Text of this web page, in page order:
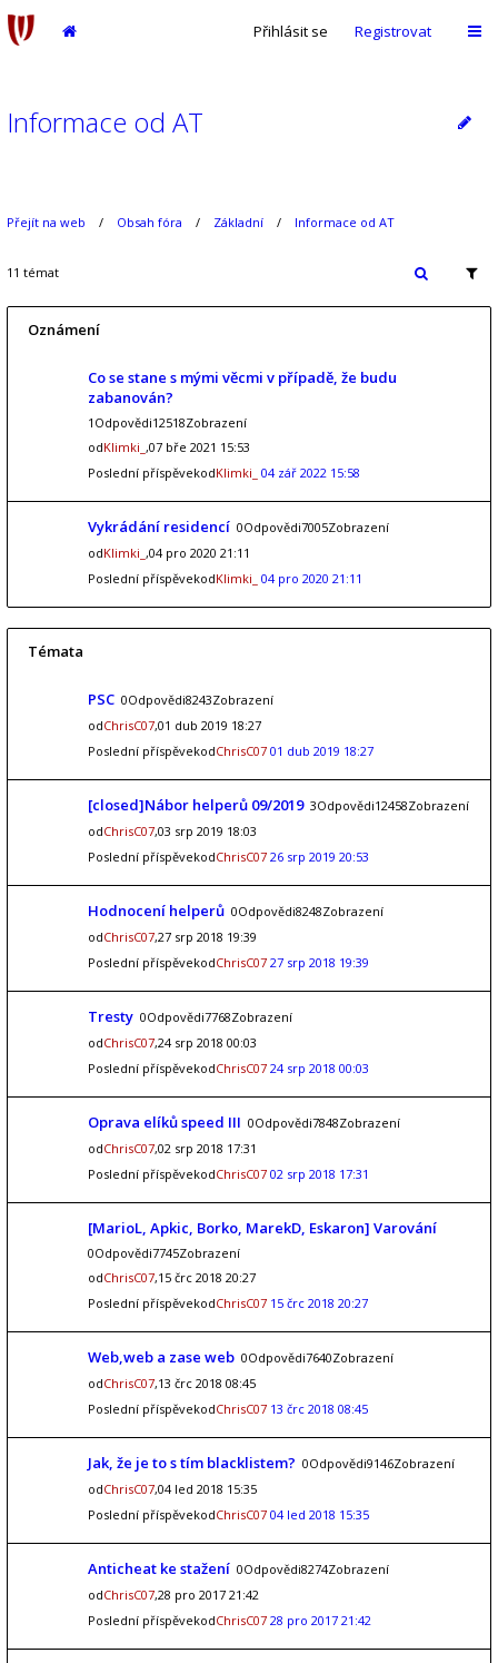
Přihlásit se Registrovat
Informace od AT
Přejít na web Obsah fóra Základní Informace od AT
11 témat
Oznámení
Co se stane s mými věcmi v případě, že budu
zabanován?
1Odpovědi12518Zobrazení
odKlimki_ ,07 bře 2021 15:53
Poslední příspěvekodKlimki_ 04 zář 2022 15:58
Vykrádání residencí 0Odpovědi7005Zobrazení
odKlimki_ ,04 pro 2020 21:11
Poslední příspěvekodKlimki_ 04 pro 2020 21:11
Témata
PSC 0Odpovědi8243Zobrazení
odChrisC07,01 dub 2019 18:27
Poslední příspěvekodChrisC07 01 dub 2019 18:27
[closed]Nábor helperů 09/2019 3Odpovědi12458Zobrazení
odChrisC07,03 srp 2019 18:03
Poslední příspěvekodChrisC07 26 srp 2019 20:53
Hodnocení helperů 0Odpovědi8248Zobrazení
odChrisC07,27 srp 2018 19:39
Poslední příspěvekodChrisC07 27 srp 2018 19:39
Tresty 0Odpovědi7768Zobrazení
odChrisC07,24 srp 2018 00:03
Poslední příspěvekodChrisC07 24 srp 2018 00:03
Oprava elíků speed III 0Odpovědi7848Zobrazení
odChrisC07,02 srp 2018 17:31
Poslední příspěvekodChrisC07 02 srp 2018 17:31
[MarioL, Apkic, Borko, MarekD, Eskaron] Varování
0Odpovědi7745Zobrazení
odChrisC07,15 črc 2018 20:27
Poslední příspěvekodChrisC07 15 črc 2018 20:27
Web,web a zase web 0Odpovědi7640Zobrazení
odChrisC07,13 črc 2018 08:45
Poslední příspěvekodChrisC07 13 črc 2018 08:45
Jak, že je to s tím blacklistem? 0Odpovědi9146Zobrazení
odChrisC07,04 led 2018 15:35
Poslední příspěvekodChrisC07 04 led 2018 15:35
Anticheat ke stažení 0Odpovědi8274Zobrazení
odChrisC07,28 pro 2017 21:42
Poslední příspěvekodChrisC07 28 pro 2017 21:42